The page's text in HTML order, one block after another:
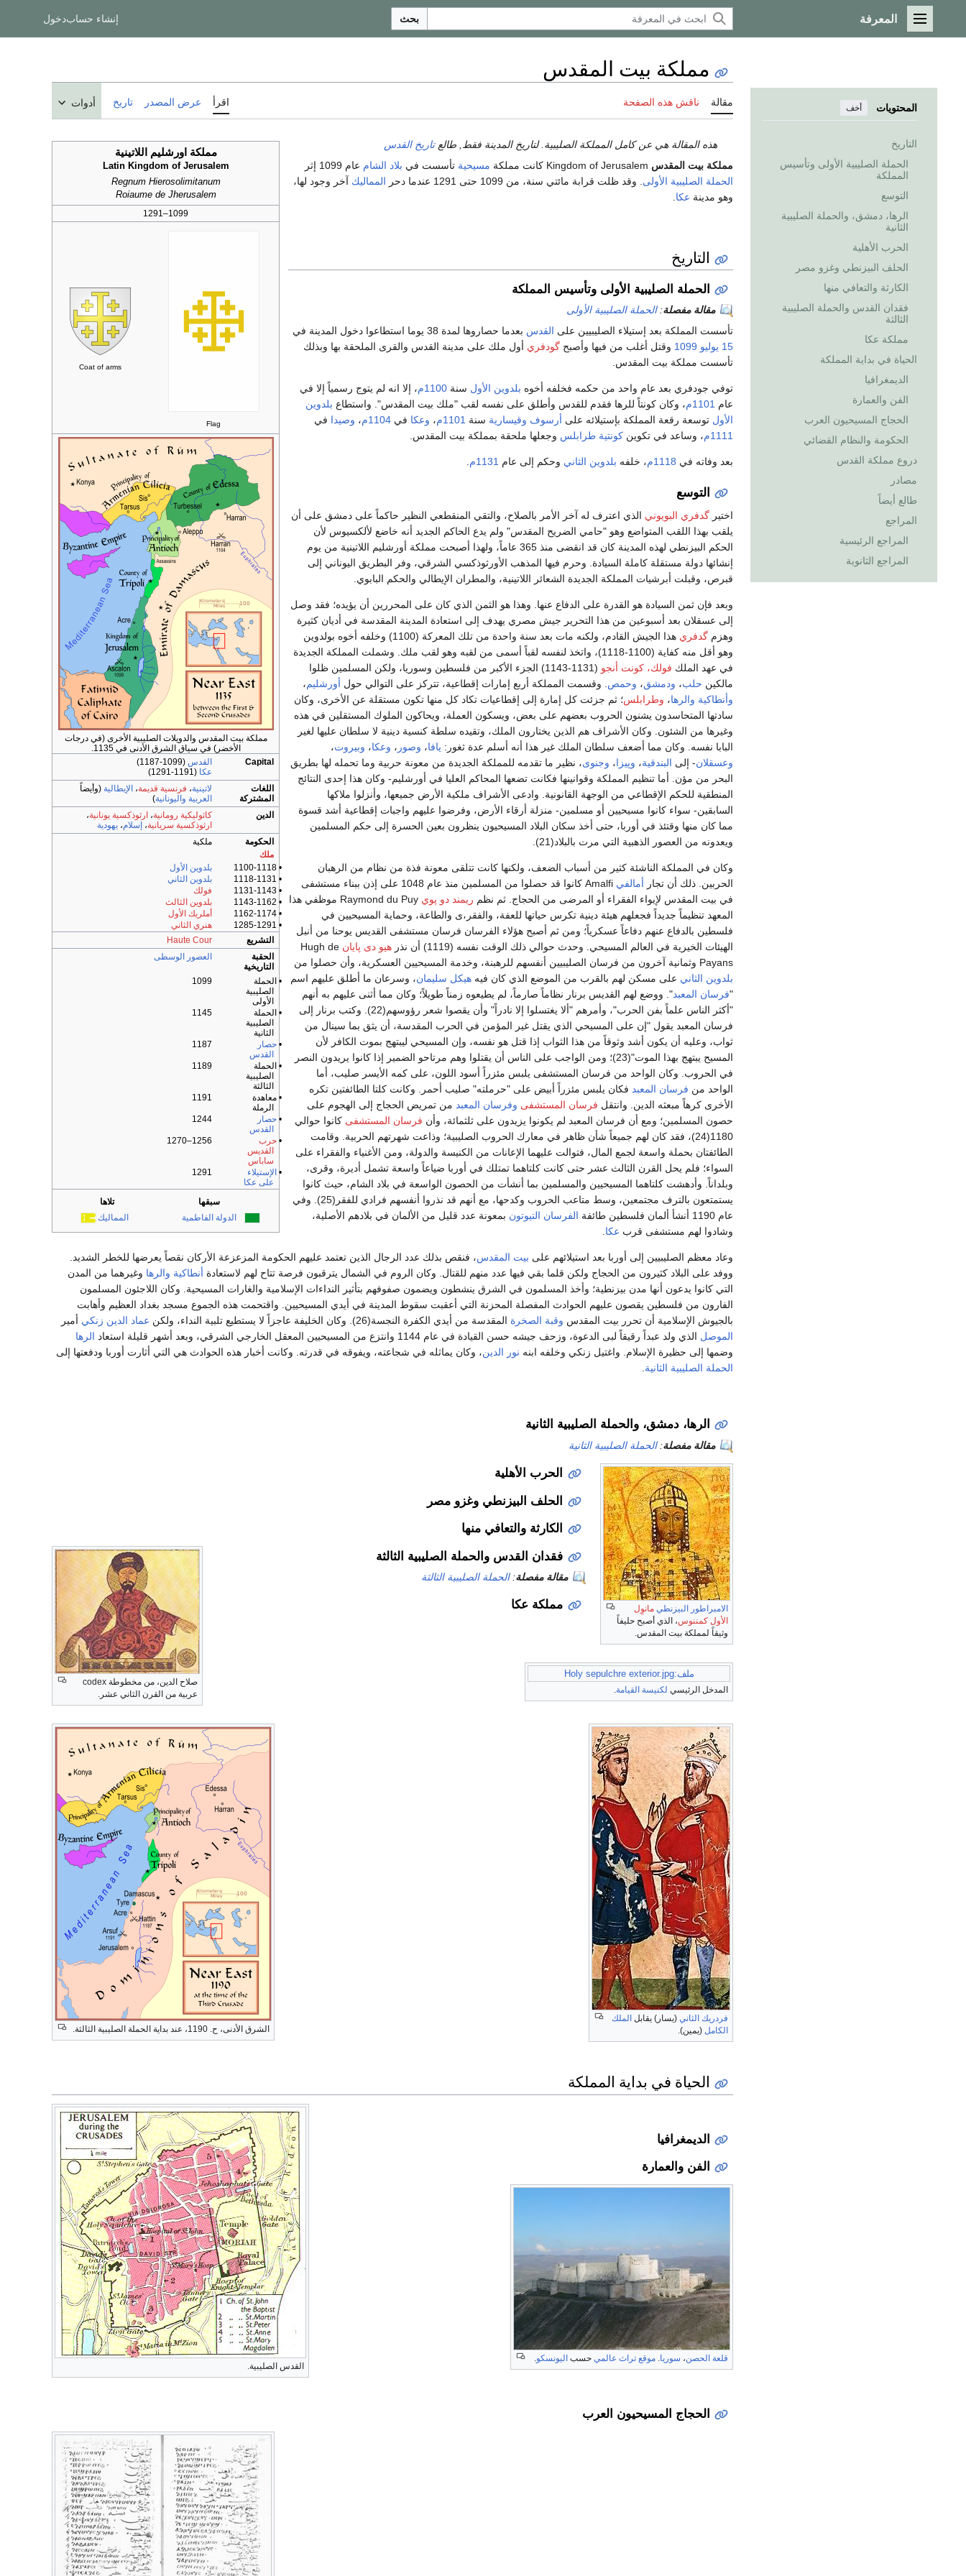
القائمة الرئيسية
المعرفة بحث إنشاء حسابدخول
المحتويات أخف
التاريخ
الحملة الصليبية الأولى وتأسيس
المملكة
التوسع
الرها، دمشق، والحملة الصليبية
الثانية
الحرب الأهلية
الحلف البيزنطي وغزو مصر
الكارثة والتعافي منها
فقدان القدس والحملة الصليبية
الثالثة
مملكة عكا
الحياة في بداية المملكة
الديمغرافيا
الفن والعمارة
الحجاج المسيحيون العرب
الحكومة والنظام القضائي
دروع مملكة القدس
مصادر
طالع أيضاً
المراجع
المراجع الرئيسية
المراجع الثانوية
مملكة بيت المقدس
مقالة ناقش هذه الصفحة اقرأ عرض المصدر تاريخ أدوات
مملكة اورشليم اللاتينية
Latin Kingdom of Jerusalem
Regnum Hierosolimitanum
Roiaume de Jherusalem
1099–1291
Flag
Coat of arms
مملكة بيت المقدس والدويلات الصليبية الأخرى (في درجات
الأخضر) في سياق الشرق الأدنى في 1135.
Capital
القدس (1099-1187)
عكا (1191-1291)
اللغات
المشتركة
لاتينية، فرنسية قديمة، الإيطالية (وأيضاً
العربية واليونانية)
الدين
كاثوليكية رومانية، ارثوذكسية يونانية،
ارثوذكسية سريانية، إسلام،يهودية
الحكومة
ملكية
ملك
• 1100-1118
بلدوين الأول
• 1118-1131
بلدوين الثاني
• 1131-1143
فولك
• 1143-1162
بلدوين الثالث
• 1162-1174
أملريك الأول
• 1285-1291
هنري الثاني
التشريع
Haute Cour
الحقبة
التاريخية
العصور الوسطى
• الحملة
الصليبية
الأولى
1099
• الحملة
الصليبية
الثانية
1145
•حصار
القدس
1187
• الحملة
الصليبية
الثالثة
1189
• معاهدة
الرملة
1191
•حصار
القدس
1244
•حرب
القديس
ساباس
1256–1270
• الإستيلاء
على عكا
1291
سبقها
تلاها
الدولة الفاطمية
المماليك
هذه المقالة هي عن كامل المملكة الصليبية. لتاريخ المدينة فقط, طالعتاريخ القدس
مملكة بيت المقدس
مسيحية تأسست في بلاد الشام عام 1099 إثر
الحملة الصليبية الأولى . وقد ظلت قرابة مائتي سنة، من 1099 حتى 1291 عندما دحر المماليك آخر وجود لها،
وهو مدينة عكا
التاريخ
الحملة الصليبية الأولى وتأسيس المملكة
مقالة مفصلة:الحملة الصليبية الأولى
تأسست المملكة بعد إستيلاء الصليبيين على القدس بعدما حصاروها لمدة 38 يوما استطاعوا دخول المدينة في
15 يوليو
1099 وقتل أغلب من فيها وأصبح گودفري أول ملك على مدينة القدس والقرى الملحقة بها وبذلك
تأسست مملكة بيت المقدس.
توفي جودفري بعد عام واحد من حكمه فخلفه أخوه بلدوين الأول سنة 1100م
، إلا انه لم يتوج رسمياً إلا في
عام 1101م ، وكان كونتاً للرها فقدم للقدس وأطلق على نفسه لقب "ملك بيت المقدس". واستطاع بلدوين
الأول توسعة رقعة المملكة بإستيلائه على أرسوف وقيسارية سنة 1101م ، وعكا في 1104م ، وصيدا في
1111م
، وساعد في تكوين كونتية طرابلس وجعلها ملحقة بمملكة بيت المقدس.
بعد وفاته في 1118م ، خلفه بلدوين الثاني وحكم إلى عام 1131م
التوسع
اختير گدفري البويوني الذي اعترف له آخر الأمر بالصلاح، والتقي المنقطعي النظير حاكماً على دمشق على أن
يلقب بهذا اللقب المتواضع وهو "حامي الضريح المقدس" ولم يدع الحاكم الجديد أنه خاضع لألكسيوس لأن
الحكم البيزنطي لهذه المدينة كان قد انقضى منذ 365 عاماً، ولهذا أصبحت مملكة أورشليم اللاتينية من يوم
إنشائها دولة مستقلة كاملة السيادة. وحرم فيها المذهب الأورثوذكسي الشرقي، وفر البطريق اليوناني إلى
قبرص، وقبلت أبرشيات المملكة الجديدة الشعائر اللاتينية، والمطران الإيطالي والحكم البابوي.
وبعد فإن ثمن السيادة هو القدرة على الدفاع عنها. وهذا هو الثمن الذي كان على المحررين أن يؤيده؛ فقد وصل
إلى عسقلان بعد أسبوعين من هذا التحرير جيش مصري يهدف إلى استعادة المدينة المقدسة في أديان كثيرة
وهزم گدفري
هذا الجيش القادم، ولكنه مات بعد سنة واحدة من تلك المعركة (1100) وخلفه أخوه بولدوين
وهو أقل منه كفاية (1100-1118)، واتخذ لنفسه لقباً أسمى من لقبه وهو لقب ملك. وشملت المملكة الجديدة
في عهد الملك فولك، كونت أنجو
(1131-1143) الجزء الأكبر من فلسطين وسوريا، ولكن المسلمين ظلوا
مالكين حلب، ودمشق، وحمص . وقسمت المملكة أربع إمارات إقطاعية، تتركز على التوالي حول أورشليم،
وأنطاكية والرها، وطرابلس؛ ثم جزئت كل إمارة إلى إقطاعيات تكاد كل منها تكون مستقلة عن الأخرى، وكان
سادتها المتحاسدون يشنون الحروب بعضهم على بعض، ويسكون العملة، ويحاكون الملوك المستقلين في هذه
وغيرها من الشئون. وكان الأشراف هم الذين يختارون الملك، وتقيده سلطة كنسية دينية لا سلطان عليها لغير
البابا نفسه. وكان مما أضعف سلطان الملك غير هذا أنه أسلم عدة ثغور: يافا، وصور ، وعكا، وبيروت،
وعسقلان- إلى البندقية، وپيزا، وجنوى، نظير ما تقدمه للمملكة الجديدة من معونة حربية وما تحمله لها بطريق
البحر من مؤن. أما تنظيم المملكة وقوانينها فكانت تضعها المحاكم العليا في أورشليم- وكان هذا إحدى النتائج
المنطقية للحكم الإقطاعي من الوجهة القانونية. وادعى الأشراف ملكية الأرض جميعها، وأنزلوا ملاكها
السابقين- سواء كانوا مسيحيين أو مسلمين- منزلة أرقاء الأرض، وفرضوا عليهم واجبات إقطاعية أشد قسوة
مما كان منها وقتئذ في أوربا، حتى أخذ سكان البلاد المسيحيون ينظرون بعين الحسرة إلى حكم المسلمين
ويعدونه من العصور الذهبية التي مرت بالبلاد(21).
وكان في المملكة الناشئة كثير من أسباب الضعف، ولكنها كانت تتلقى معونة فذة من نظام من الرهبان
الحربين. ذلك أن تجار أمالفي
Amalfi كانوا قد حصلوا من المسلمين منذ عام 1048 على إذن ببناء مستشفى
في بيت المقدس لإيواء الفقراء أو المرضى من الحجاج. ثم نظم ريمند دو پوي
Raymond du Puy موظفي هذا
المعهد تنظيماً جديداً فجعلهم هيئة دينية تكرس حياتها للعفة، والفقر،ى والطاعة، وحماية المسيحيين في
فلسطين بالدفاع عنهم دفاعاً عسكرياً؛ ومن ثم أصبح هؤلاء الفرسان فرسان مستشفى القديس يوحنا من أنبل
الهيئات الخيرية في العالم المسيحي. وحدث حوالي ذلك الوقت نفسه (1119) أن نذر
هيو دى پايان Hugh de
Payans وثمانية آخرون من فرسان الصليبيين أنفسهم للرهبنة، وخدمة المسيحيين العسكرية، وأن حصلوا من
بلدوين الثاني على مسكن لهم بالقرب من الموضع الذي كان فيه هيكل سليمان، وسرعان ما أطلق عليهم اسم
"فرسان المعبد". ووضع لهم القديس برنار نظاماً صارماً، لم يطيعوه زمناً طويلاً؛ وكان مما أثنى عليهم به أنهم
"أكثر الناس علماً بفن الحرب"، وأمرهم "ألا يغتسلوا إلا نادراً" وأن يقصوا شعر رؤوسهم(22). وكتب برنار إلى
فرسان المعبد يقول "إن على المسيحي الذي يقتل غير المؤمن في الحرب المقدسة، أن يثق بما سينال من
ثواب، وعليه أن يكون أشد وثوقاً من هذا الثواب إذا قتل هو نفسه، وإن المسيحي ليبتهج بموت الكافر لأن
المسيح يبتهج بهذا الموت"(23)؛ ومن الواجب على الناس أن يقتلوا وهم مرتاحو الضمير إذا كانوا يريدون النصر
في الحروب. وكان الواحد من فرسان المستشفى يلبس مئزراً أسود اللون، على كمه الأيسر صليب، أما
الواحد من فرسان المعبد فكان يلبس مئزراً أبيض على "حرملته" صليب أحمر. وكانت كلتا الطائفتين تكره
الأخرى كرهاً مبعثه الدين. وانتقل فرسان المستشفى وفرسان المعبد من تمريض الحجاج إلى الهجوم على
حصون المسلمين؛ ومع أن فرسان المعبد لم يكونوا يزيدون على ثلثمائة، وأن فرسان المستشفى كانوا حوالي
1180(24)، فقد كان لهم جميعاً شأن ظاهر في معارك الحروب الصليبية؛ وذاعت شهرتهم الحربية. وقامت
الطائفتان بحملة واسعة لجمع المال، فتوالت عليهما الإعانات من الكنيسة والدولة، ومن الأغنياء والفقراء على
السواء؛ فلم يحل القرن الثالث عشر حتى كانت كلتاهما تمتلك في أوربا ضياعاً واسعة تشمل أديرة، وقرى،
وبلداناً. وأدهشت كلتاهما المسيحيين والمسلمين بما أنشأت من الحصون الواسعة في بلاد الشام، حيث كانوا
يستمتعون بالترف مجتمعين، وسط متاعب الحروب وكدحها، مع أنهم قد نذروا أنفسهم فرادي للفقر(25). وفي
عام 1190 أنشأ ألمان فلسطين طائفة
الفرسان التيوتون بمعونة عدد قليل من الألمان في بلادهم الأصلية،
وشادوا لهم مستشفى قرب عكا
وعاد معظم الصليبيين إلى أوربا بعد استيلائهم على بيت المقدس، فنقص بذلك عدد الرجال الذين تعتمد عليهم الحكومة المزعزعة الأركان نقصاً يعرضها للخطر الشديد.
ووفد على البلاد كثيرون من الحجاج ولكن قلما بقي فيها عدد منهم للقتال. وكان الروم في الشمال يترقبون فرصة تتاح لهم لاستعادة أنطاكية والرها وغيرهما من المدن
التي كانوا يدعون أنها مدن بيزنطية؛ وأخذ المسلمون في الشرق ينشطون ويضمون صفوفهم بتأثير النداءات الإسلامية والغارات المسيحية. وكان اللاجئون المسلمون
الفارون من فلسطين يقصون عليهم الحوادث المفصلة المحزنة التي أعقبت سقوط المدينة في أيدي المسيحيين. واقتحمت هذه الجموع مسجد بغداد العظيم وأهابت
بالجيوش الإسلامية أن تحرر بيت المقدس وقبة الصخرة المقدسة من أيدي الكفرة النجسة(26). وكان الخليفة عاجزاً لا يستطيع تلبية النداء، ولكن عماد الدين زنكي أمير
الموصل الذي ولد عبداً رقيقاً لبى الدعوة، وزحف جيشه حسن القيادة في عام 1144 وانتزع من المسيحيين المعقل الخارجي الشرقي، وبعد أشهر قليلة استعاد
الرها
وضمها إلى حظيرة الإسلام. واغتيل زنكي وخلفه ابنه نور الدين، وكان يماثله في شجاعته، ويفوقه في قدرته. وكانت أخبار هذه الحوادث هي التي أثارت أوربا ودفعتها إلى
الحملة الصليبية الثانية
الرها، دمشق، والحملة الصليبية الثانية
مقالة مفصلة:الحملة الصليبية الثانية
الامبراطور البيزنطي مانوِل
الأول كمننوس، الذي أصبح حليفاً
وثيقاً لمملكة بيت المقدس.
الحرب الأهلية
الحلف البيزنطي وغزو مصر
الكارثة والتعافي منها
صلاح الدين، من مخطوطة codex
عربية من القرن الثاني عشر.
فقدان القدس والحملة الصليبية الثالثة
مقالة مفصلة:الحملة الصليبية الثالثة
ملف:Holy sepulchre exterior.jpg
المدخل الرئيسي لكنيسة القيامة
الشرق الأدنى، ح. 1190، عند بداية الحملة الصليبية الثالثة.
مملكة عكا
فردريك الثاني (يسار) يقابل الملك
الكامل (يمين).
الحياة في بداية المملكة
القدس الصليبية.
الديمغرافيا
الفن والعمارة
قلعة الحصن، سوريا. موقع تراث عالمي حسب اليونسكو.
الحجاج المسيحيون العرب